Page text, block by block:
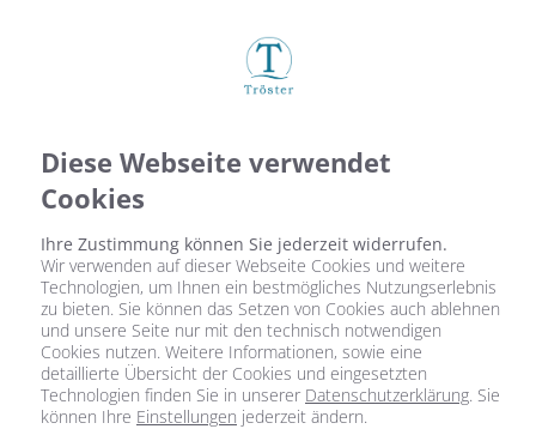
Diese Webseite verwendet
Cookies
Ihre Zustimmung können Sie jederzeit widerrufen.
Wir verwenden auf dieser Webseite Cookies und weitere
Technologien, um Ihnen ein bestmögliches Nutzungserlebnis
zu bieten. Sie können das Setzen von Cookies auch ablehnen
und unsere Seite nur mit den technisch notwendigen
Cookies nutzen. Weitere Informationen, sowie eine
detaillierte Übersicht der Cookies und eingesetzten
Technologien finden Sie in unserer Datenschutzerklärung . Sie
können Ihre Einstellungen jederzeit ändern.